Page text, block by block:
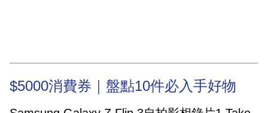
$5000消費券｜盤點10件必入手好物